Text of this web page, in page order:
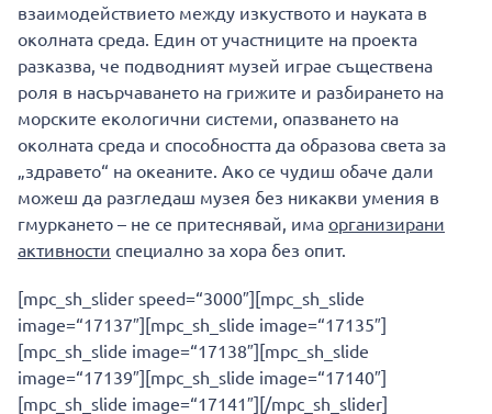
взаимодействието между изкуството и науката в
околната среда. Един от участниците на проекта
разказва, че подводният музей играе съществена
роля в насърчаването на грижите и разбирането на
морските екологични системи, опазването на
околната среда и способността да образова света за
„здравето“ на океаните. Ако се чудиш обаче дали
можеш да разгледаш музея без никакви умения в
гмуркането – не се притеснявай, има организирани
активности специално за хора без опит.
[mpc_sh_slider speed=“3000″][mpc_sh_slide
image=“17137″][mpc_sh_slide image=“17135″]
[mpc_sh_slide image=“17138″][mpc_sh_slide
image=“17139″][mpc_sh_slide image=“17140″]
[mpc_sh_slide image=“17141″][/mpc_sh_slider]